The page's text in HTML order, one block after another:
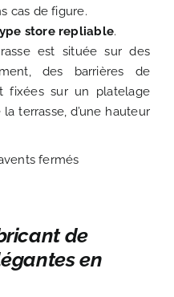
cas de figure.
store repliable.
est située sur des
des barrières de
fixées sur un platelage
terrasse, d’une hauteur
de
en